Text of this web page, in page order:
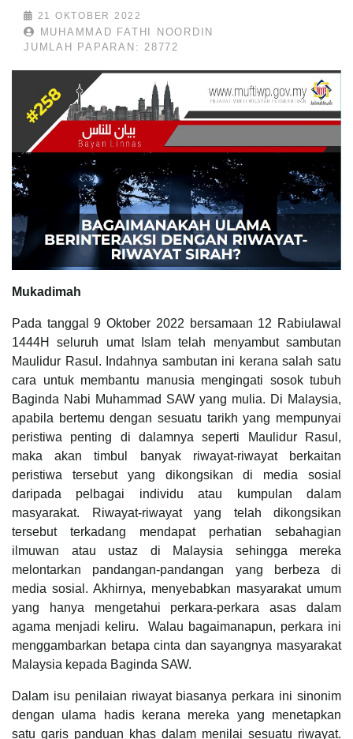
21 OKTOBER 2022
MUHAMMAD FATHI NOORDIN
JUMLAH PAPARAN: 28772
Mukadimah
Pada tanggal 9 Oktober 2022 bersamaan 12 Rabiulawal
1444H seluruh umat Islam telah menyambut sambutan
Maulidur Rasul. Indahnya sambutan ini kerana salah satu
cara untuk membantu manusia mengingati sosok tubuh
Baginda Nabi Muhammad SAW yang mulia. Di Malaysia,
apabila bertemu dengan sesuatu tarikh yang mempunyai
peristiwa penting di dalamnya seperti Maulidur Rasul,
maka akan timbul banyak riwayat-riwayat berkaitan
peristiwa tersebut yang dikongsikan di media sosial
daripada pelbagai individu atau kumpulan dalam
masyarakat. Riwayat-riwayat yang telah dikongsikan
tersebut terkadang mendapat perhatian sebahagian
ilmuwan atau ustaz di Malaysia sehingga mereka
melontarkan pandangan-pandangan yang berbeza di
media sosial. Akhirnya, menyebabkan masyarakat umum
yang hanya mengetahui perkara-perkara asas dalam
agama menjadi keliru. Walau bagaimanapun, perkara ini
menggambarkan betapa cinta dan sayangnya masyarakat
Malaysia kepada Baginda SAW.
Dalam isu penilaian riwayat biasanya perkara ini sinonim
dengan ulama hadis kerana mereka yang menetapkan
satu garis panduan khas dalam menilai sesuatu riwayat.